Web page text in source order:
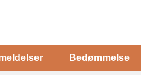
Bedømmelse